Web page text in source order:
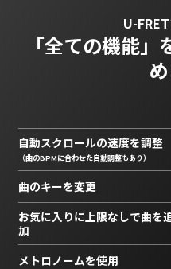
U-
「全ての機能」
自動スクロールの速度を調整
（曲のBPMに合わせた自動調整もあり）
曲のキーを変更
お気に入りに上限なしで曲を
加
メトロノームを使用